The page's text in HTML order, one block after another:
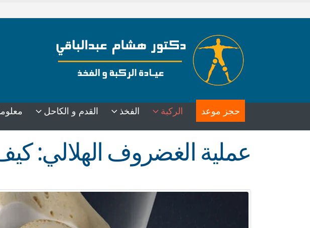
حجز موعد الركبة الفخذ القدم و الكاحل
عملية الغضروف الهلالي: